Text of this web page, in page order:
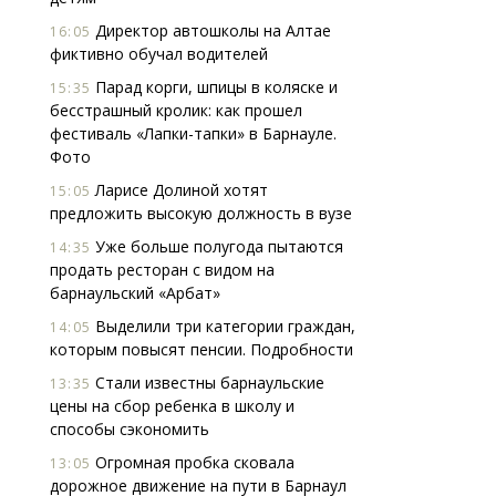
16:05 Директор автошколы на Алтае
фиктивно обучал водителей
15:35 Парад корги, шпицы в коляске и
бесстрашный кролик: как прошел
фестиваль «Лапки-тапки» в Барнауле.
Фото
15:05 Ларисе Долиной хотят
предложить высокую должность в вузе
14:35 Уже больше полугода пытаются
продать ресторан с видом на
барнаульский «Арбат»
14:05 Выделили три категории граждан,
которым повысят пенсии. Подробности
13:35 Стали известны барнаульские
цены на сбор ребенка в школу и
способы сэкономить
13:05 Огромная пробка сковала
дорожное движение на пути в Барнаул